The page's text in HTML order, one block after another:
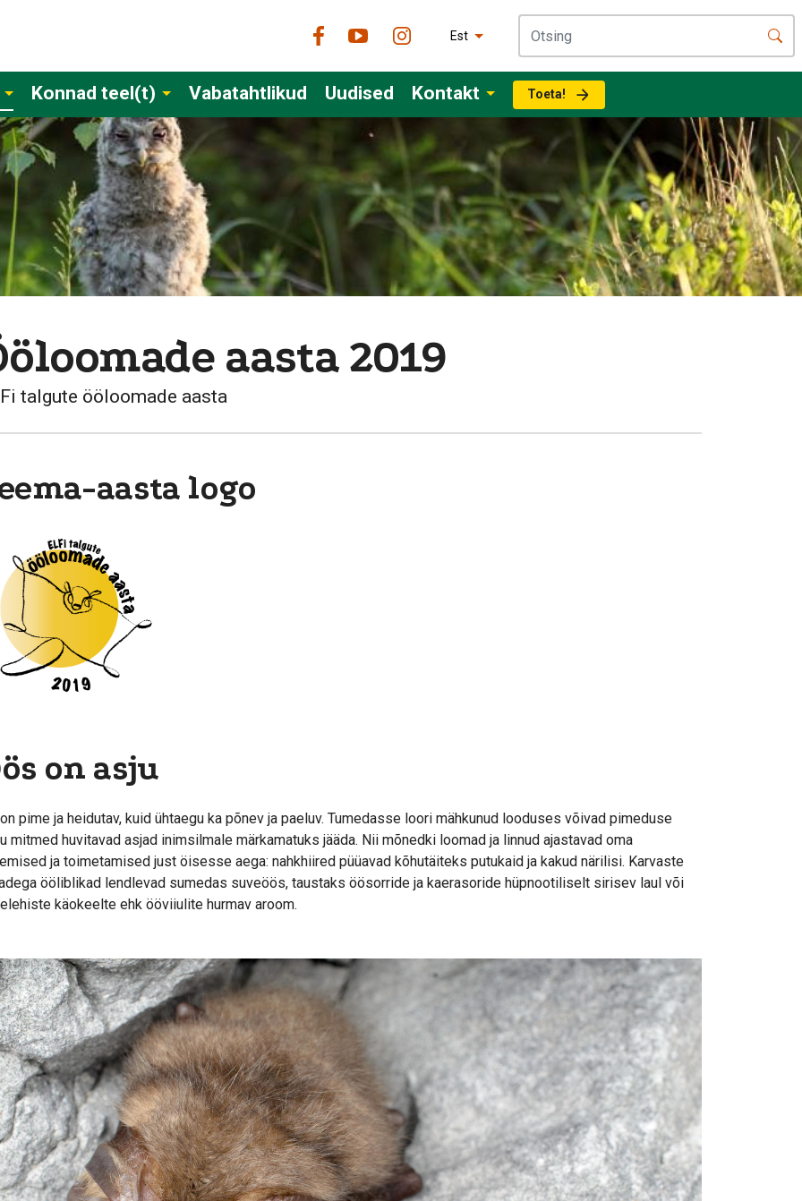
Est
Konnad teel(t) Vabatahtlikud Uudised Kontakt Toeta!
aasta 2019
talgute ööloomade aasta
aasta logo
on asju
pime ja heidutav, kuid ühtaegu ka põnev ja paeluv. Tumedasse loori mähkunud looduses võivad pimeduse
mitmed huvitavad asjad inimsilmale märkamatuks jääda. Nii mõnedki loomad ja linnud ajastavad oma
ja toimetamised just öisesse aega: nahkhiired püüavad kõhutäiteks putukaid ja kakud närilisi. Karvaste
ööliblikad lendlevad sumedas suveöös, taustaks öösorride ja kaerasoride hüpnootiliselt sirisev laul või
käokeelte ehk ööviiulite hurmav aroom.